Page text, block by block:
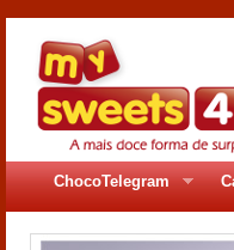
ChocoTelegram